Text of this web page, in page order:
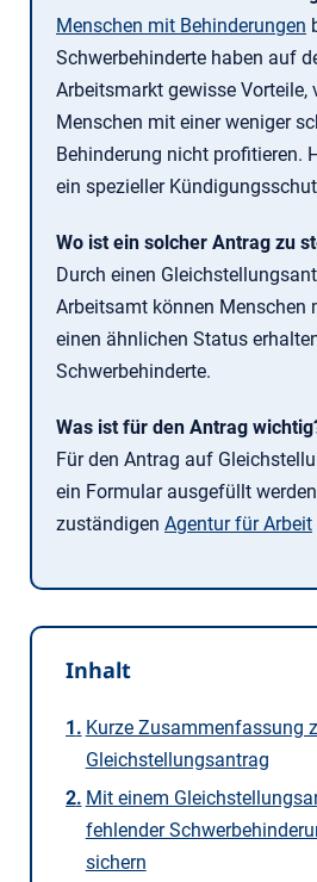
Menschen mit Behinderungen
Schwerbehinderte haben auf
Arbeitsmarkt gewisse Vorteile,
Menschen mit einer weniger
Behinderung nicht profitieren.
ein spezieller
Wo ist ein solcher Antrag zu
Durch einen
Arbeitsamt können Menschen
einen ähnlichen Status
Schwerbehinderte.
Was ist für den Antrag
Für den Antrag auf
ein Formular ausgefüllt
zuständigen Agentur für Arbeit
Inhalt
Kurze Zusammenfassung
Gleichstellungsantrag
Mit einem
fehlender
sichern